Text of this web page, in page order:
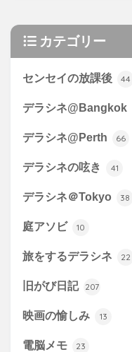
カテゴリー
センセイの放課後 44
デラシネ@Bangkok
デラシネ@Perth 66
デラシネの呟き 41
デラシネ＠Tokyo 38
庭アソビ 10
旅をするデラシネ 22
旧がび日記 207
映画の愉しみ 13
電脳メモ 23